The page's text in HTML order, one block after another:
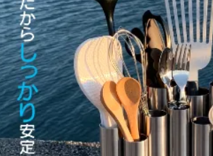
ビジネス・起業
まちづくり・地域活性化